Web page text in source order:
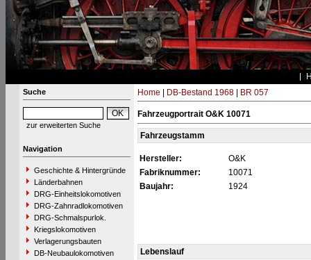
Suche
zur erweiterten Suche
Navigation
Geschichte & Hintergründe
Länderbahnen
DRG-Einheitslokomotiven
DRG-Zahnradlokomotiven
DRG-Schmalspurlok.
Kriegslokomotiven
Verlagerungsbauten
DB-Neubaulokomotiven
Home DB-Bestand 1968| BR 057
Fahrzeugportrait O&K 10071
Fahrzeugstamm
Hersteller:
O&K
Fabriknummer:
10071
Baujahr:
1924
Lebenslauf